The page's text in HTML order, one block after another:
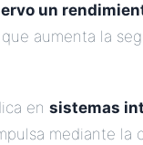
un
que aumenta la
en sistemas
mediante la